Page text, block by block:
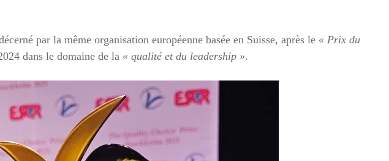
par la même organisation européenne basée en Suisse, après le « Prix du
dans le domaine de la « qualité et du leadership ».